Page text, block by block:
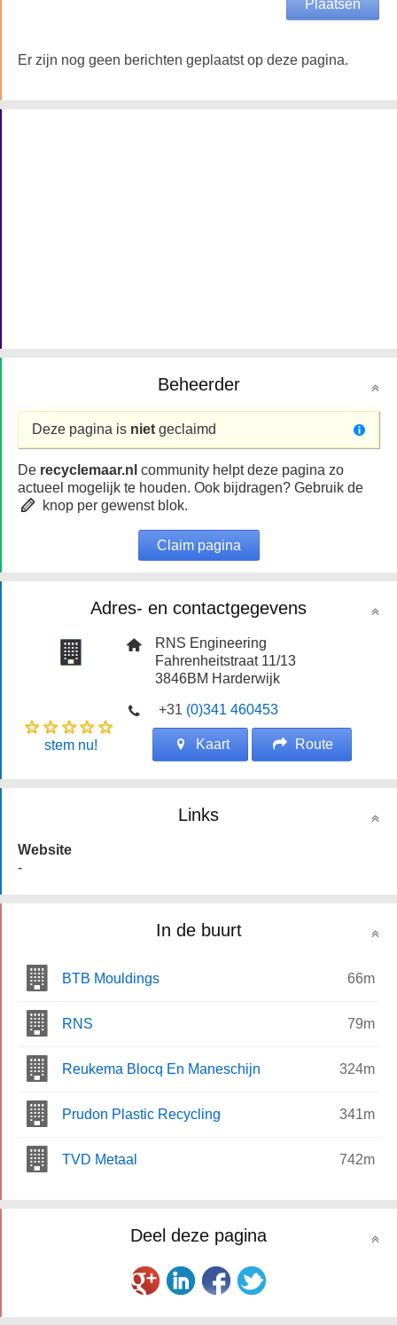
Er zijn nog geen berichten geplaatst op deze pagina.
Beheerder
Deze pagina is niet geclaimd
De recyclemaar.nl community helpt deze pagina zo
actueel mogelijk te houden. Ook bijdragen? Gebruik de
knop per gewenst blok.
Claim pagina
Adres- en contactgegevens
RNS Engineering
Fahrenheitstraat 11/13
3846BM Harderwijk
+31 (0)341 460453
stem nu! Kaart Route
Links
Website
-
In de buurt
BTB Mouldings 66m
RNS 79m
Reukema Blocq En Maneschijn 324m
Prudon Plastic Recycling 341m
TVD Metaal 742m
Deel deze pagina